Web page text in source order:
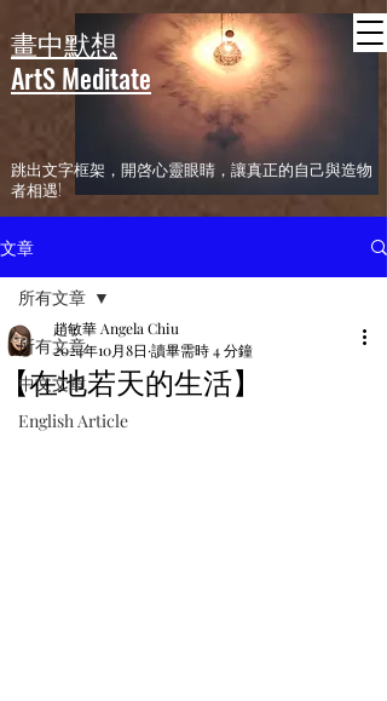
畫中默想
ArtS Meditate
​跳出文字框架，開啓心靈眼睛，讓真正的自己與造物
者相遇!
文章
所有文章
中文文章
English Article
所有文章
【在地若天的生活】
趙敏華 Angela Chiu
2024年10月8日 讀畢需時 4 分鐘